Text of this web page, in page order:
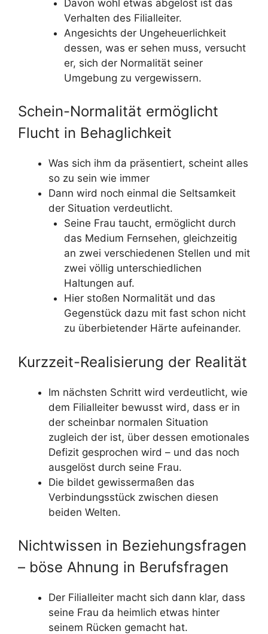
Davon wohl etwas abgelöst ist das
Verhalten des Filialleiter.
Angesichts der Ungeheuerlichkeit
dessen, was er sehen muss, versucht
er, sich der Normalität seiner
Umgebung zu vergewissern.
Schein-Normalität ermöglicht
Flucht in Behaglichkeit
Was sich ihm da präsentiert, scheint alles
so zu sein wie immer
Dann wird noch einmal die Seltsamkeit
der Situation verdeutlicht.
Seine Frau taucht, ermöglicht durch
das Medium Fernsehen, gleichzeitig
an zwei verschiedenen Stellen und mit
zwei völlig unterschiedlichen
Haltungen auf.
Hier stoßen Normalität und das
Gegenstück dazu mit fast schon nicht
zu überbietender Härte aufeinander.
Kurzzeit-Realisierung der Realität
Im nächsten Schritt wird verdeutlicht, wie
dem Filialleiter bewusst wird, dass er in
der scheinbar normalen Situation
zugleich der ist, über dessen emotionales
Defizit gesprochen wird – und das noch
ausgelöst durch seine Frau.
Die bildet gewissermaßen das
Verbindungsstück zwischen diesen
beiden Welten.
Nichtwissen in Beziehungsfragen
– böse Ahnung in Berufsfragen
Der Filialleiter macht sich dann klar, dass
seine Frau da heimlich etwas hinter
seinem Rücken gemacht hat.